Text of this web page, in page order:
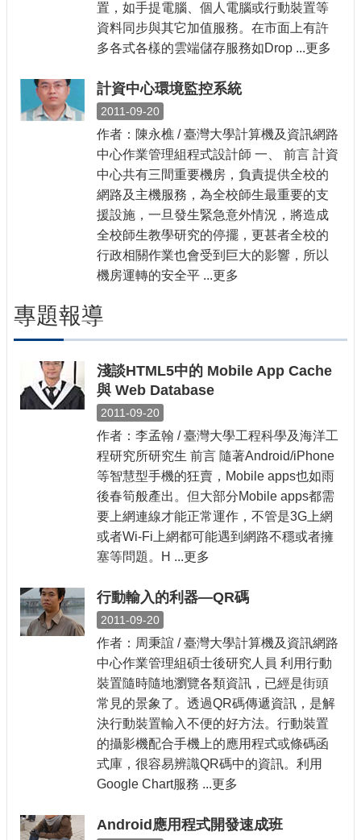
置，如手提電腦、個人電腦或行動裝置等
資料同步與其它加值服務。在市面上有許
多各式各樣的雲端儲存服務如Drop ...更多
計資中心環境監控系統
2011-09-20
作者：陳永樵 / 臺灣大學計算機及資訊網路
中心作業管理組程式設計師 一、 前言 計資
中心共有三間重要機房，負責提供全校的
網路及主機服務，為全校師生最重要的支
援設施，一旦發生緊急意外情況，將造成
全校師生教學研究的停擺，更甚者全校的
行政相關作業也會受到巨大的影響，所以
機房運轉的安全平 ...更多
專題報導
淺談HTML5中的 Mobile App Cache
與 Web Database
2011-09-20
作者：李孟翰 / 臺灣大學工程科學及海洋工
程研究所研究生 前言 隨著Android/iPhone
等智慧型手機的狂賣，Mobile apps也如雨
後春筍般產出。但大部分Mobile apps都需
要上網連線才能正常運作，不管是3G上網
或者Wi-Fi上網都可能遇到網路不穩或者擁
塞等問題。H ...更多
行動輸入的利器—QR碼
2011-09-20
作者：周秉誼 / 臺灣大學計算機及資訊網路
中心作業管理組碩士後研究人員 利用行動
裝置隨時隨地瀏覽各類資訊，已經是街頭
常見的景象了。透過QR碼傳遞資訊，是解
決行動裝置輸入不便的好方法。行動裝置
的攝影機配合手機上的應用程式或條碼函
式庫，很容易辨識QR碼中的資訊。利用
Google Chart服務 ...更多
Android應用程式開發速成班